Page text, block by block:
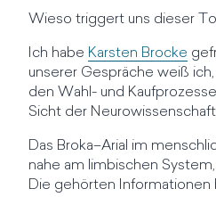
Wieso triggert uns dieser
Ich habe Karsten Brocke
unserer Gespräche weiß
den Wahl- und
Sicht der
Das Broka–Arial im
nahe am limbischen
Die gehörten Informationen